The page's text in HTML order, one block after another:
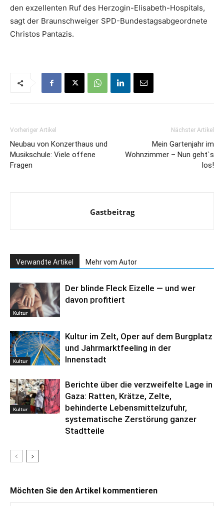
den exzellenten Ruf des Herzogin-Elisabeth-Hospitals,
sagt der Braunschweiger SPD-Bundestagsabgeordnete
Christos Pantazis.
Vorheriger Artikel
Neubau von Konzerthaus und
Musikschule: Viele offene
Fragen
Nächster Artikel
Mein Gartenjahr im
Wohnzimmer – Nun geht`s
los!
Gastbeitrag
Verwandte Artikel Mehr vom Autor
Kultur
Der blinde Fleck Eizelle — und wer
davon profitiert
Kultur
Kultur im Zelt, Oper auf dem Burgplatz
und Jahrmarktfeeling in der
Innenstadt
Kultur
Berichte über die verzweifelte Lage in
Gaza: Ratten, Krätze, Zelte,
behinderte Lebensmittelzufuhr,
systematische Zerstörung ganzer
Stadtteile
Möchten Sie den Artikel kommentieren